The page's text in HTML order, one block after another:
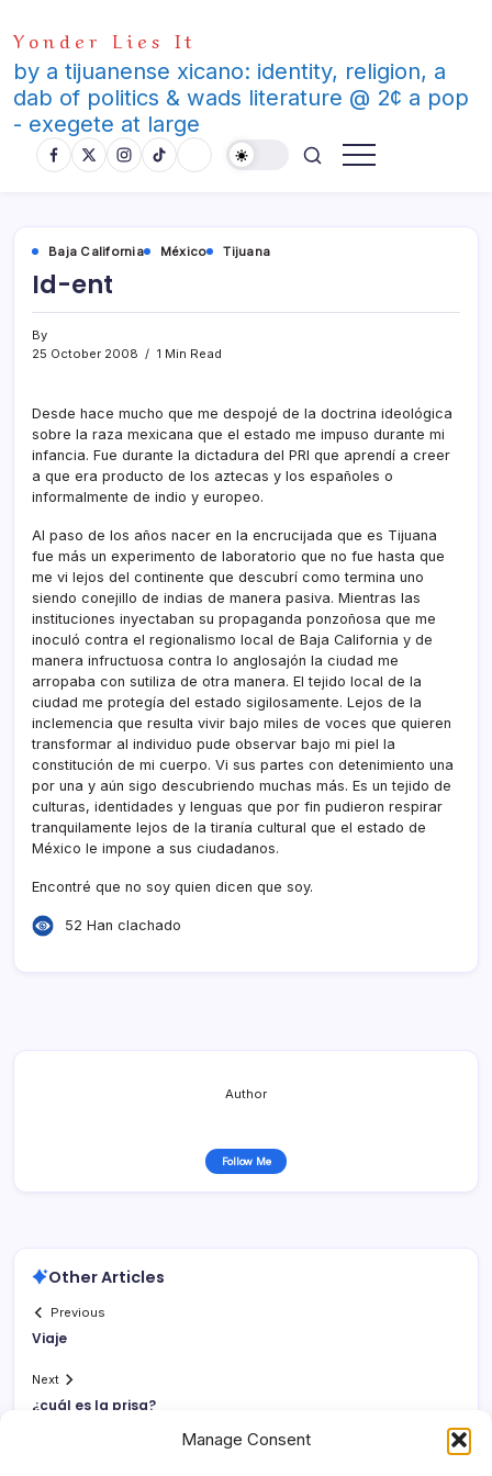
Manage Consent
to
content
Yonder Lies It
by a tijuanense xicano: identity, religion, a
dab of politics & wads literature @ 2¢ a pop
- exegete at large
Baja California México Tijuana
Id-ent
By
25 October 2008
1 Min Read
Desde hace mucho que me despojé de la doctrina ideológica
sobre la raza mexicana que el estado me impuso durante mi
infancia. Fue durante la dictadura del PRI que aprendí­ a creer
a que era producto de los aztecas y los españoles o
informalmente de indio y europeo.
Al paso de los años nacer en la encrucijada que es Tijuana
fue más un experimento de laboratorio que no fue hasta que
me vi lejos del continente que descubrí­ como termina uno
siendo conejillo de indias de manera pasiva. Mientras las
instituciones inyectaban su propaganda ponzoñosa que me
inoculó contra el regionalismo local de Baja California y de
manera infructuosa contra lo anglosajón la ciudad me
arropaba con sutiliza de otra manera. El tejido local de la
ciudad me protegí­a del estado sigilosamente. Lejos de la
inclemencia que resulta vivir bajo miles de voces que quieren
transformar al individuo pude observar bajo mi piel la
constitución de mi cuerpo. Vi sus partes con detenimiento una
por una y aún sigo descubriendo muchas más. Es un tejido de
culturas, identidades y lenguas que por fin pudieron respirar
tranquilamente lejos de la tiraní­a cultural que el estado de
México le impone a sus ciudadanos.
Encontré que no soy quien dicen que soy.
52 Han clachado
Author
Follow Me
Other Articles
Previous
Viaje
Next
¿cuál es la prisa?